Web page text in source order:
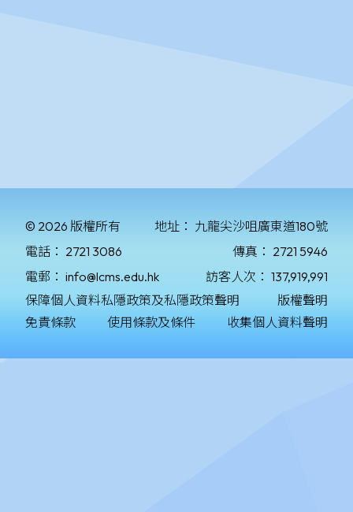
© 2026 版權所有 地址： 九龍尖沙咀廣東道180號
電話： 2721 3086 傳真： 2721 5946
電郵： info@lcms.edu.hk 訪客人次： 137,919,991
保障個人資料私隱政策及私隱政策聲明
版權聲明
免責條款
使用條款及條件 收集個人資料聲明